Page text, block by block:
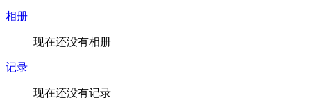
相册
现在还没有相册
记录
现在还没有记录